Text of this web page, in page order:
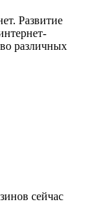
Развитие
различных
сейчас